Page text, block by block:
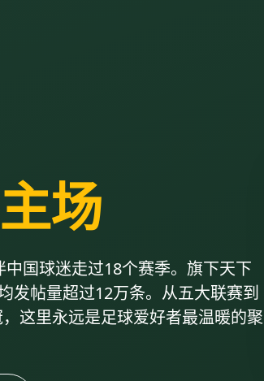
场
国球迷走过18个赛季。旗下天下
发帖量超过12万条。从五大联赛到
这里永远是足球爱好者最温暖的聚